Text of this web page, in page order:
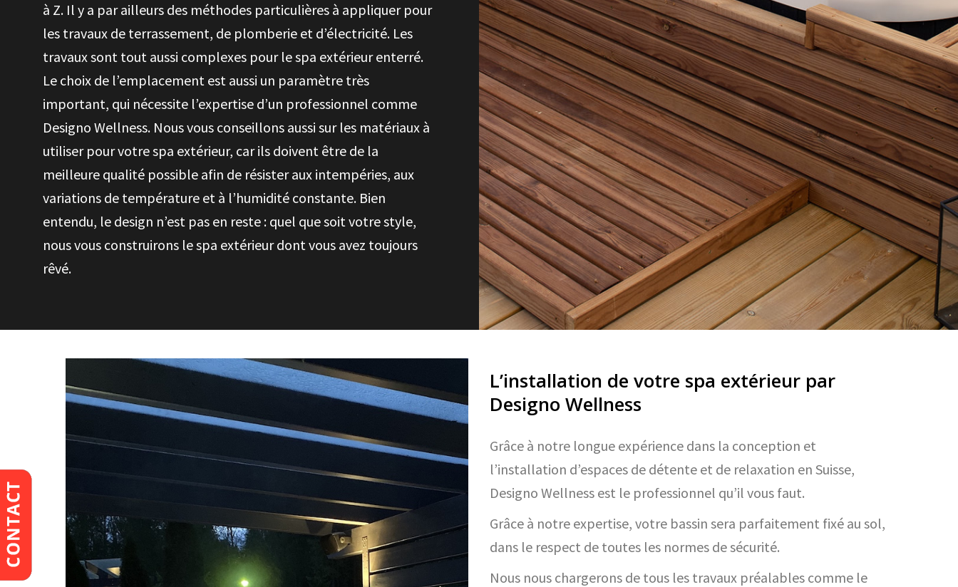
à Z. Il y a par ailleurs des méthodes particulières à appliquer pour
les travaux de terrassement, de plomberie et d’électricité. Les
travaux sont tout aussi complexes pour le spa extérieur enterré.
Le choix de l’emplacement est aussi un paramètre très
important, qui nécessite l’expertise d’un professionnel comme
Designo Wellness. Nous vous conseillons aussi sur les matériaux à
utiliser pour votre spa extérieur, car ils doivent être de la
meilleure qualité possible afin de résister aux intempéries, aux
variations de température et à l’humidité constante. Bien
entendu, le design n’est pas en reste : quel que soit votre style,
nous vous construirons le spa extérieur dont vous avez toujours
rêvé.
L’installation de votre spa extérieur par
Designo Wellness
Grâce à notre longue expérience dans la conception et
l’installation d’espaces de détente et de relaxation en Suisse,
Designo Wellness est le professionnel qu’il vous faut.
Grâce à notre expertise, votre bassin sera parfaitement fixé au sol,
dans le respect de toutes les normes de sécurité.
Nous nous chargerons de tous les travaux préalables comme le